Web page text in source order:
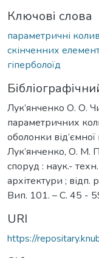
Ключові слова
параметричні
скінченних
гіперболоїд
Лук’янченко О. О.
параметричних
оболонки
Лук’янченко, О. М.
споруд : наук.-
архітектури ;
Вип. 101. – С. 45 -
URI
https://